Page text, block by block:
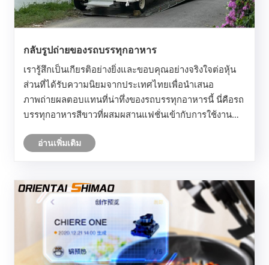
กลับรูปถ่ายของรถบรรทุกอาหาร
เรารู้สึกเป็นเกียรติอย่างยิ่งและขอบคุณอย่างจริงใจต่อหุ้น
ส่วนที่ได้รับความนิยมจากประเทศไทยเพื่อนำเสนอ
ภาพถ่ายผลตอบแทนที่น่าทึ่งของรถบรรทุกอาหารนี้ นี่คือรถ
บรรทุกอาหารสีขาวที่ผสมผสานแฟชั่นเข้ากับการใช้งาน
ในตลาดทำให้เป็นทางเลือกที่ขายดี
อ่านเพิ่มเติม